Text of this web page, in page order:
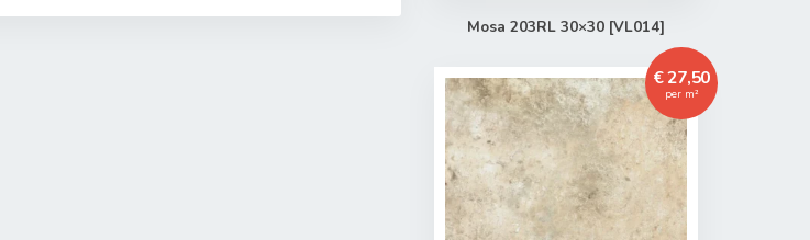
Mosa 203RL 30×30 [VL014]
€ 27,50
per m²